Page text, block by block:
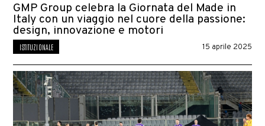
GMP Group celebra la Giornata del Made in
Italy con un viaggio nel cuore della passione:
design, innovazione e motori
ISTITUZIONALE 15 aprile 2025